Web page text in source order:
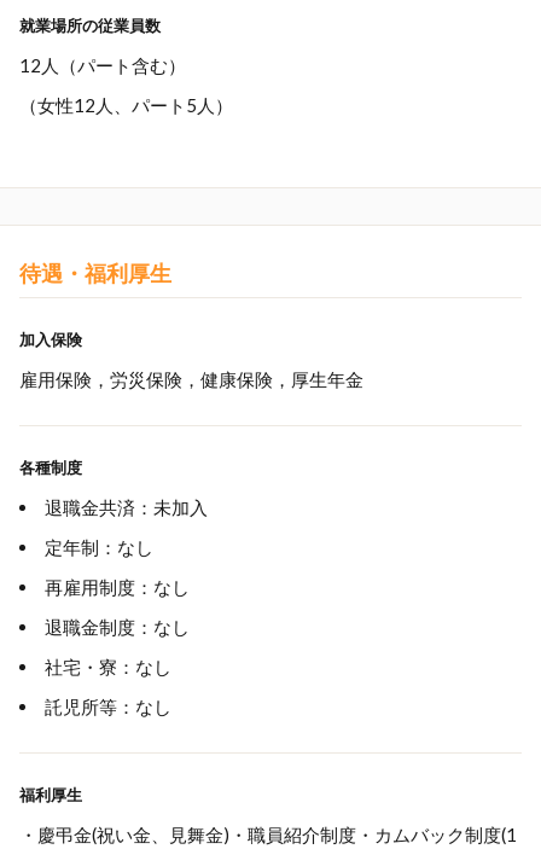
就業場所の従業員数
12人（パート含む）
（女性12人、パート5人）
待遇・福利厚生
加入保険
雇用保険，労災保険，健康保険，厚生年金
各種制度
退職金共済：未加入
定年制：なし
再雇用制度：なし
退職金制度：なし
社宅・寮：なし
託児所等：なし
福利厚生
・慶弔金(祝い金、見舞金)・職員紹介制度・カムバック制度(1